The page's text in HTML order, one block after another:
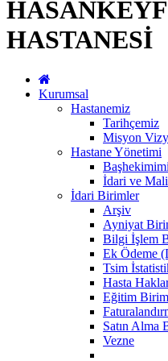
HASTANESİ
Kurumsal
Hastanemiz
Tarihçemiz
Misyon
Hastane Yönetimi
İdari ve
İdari Birimler
Arşiv
Ayniyat
Bilgi İşlem
Ek Ödeme
Tsim
Hasta
Eğitim
Satın Alma
Vezne